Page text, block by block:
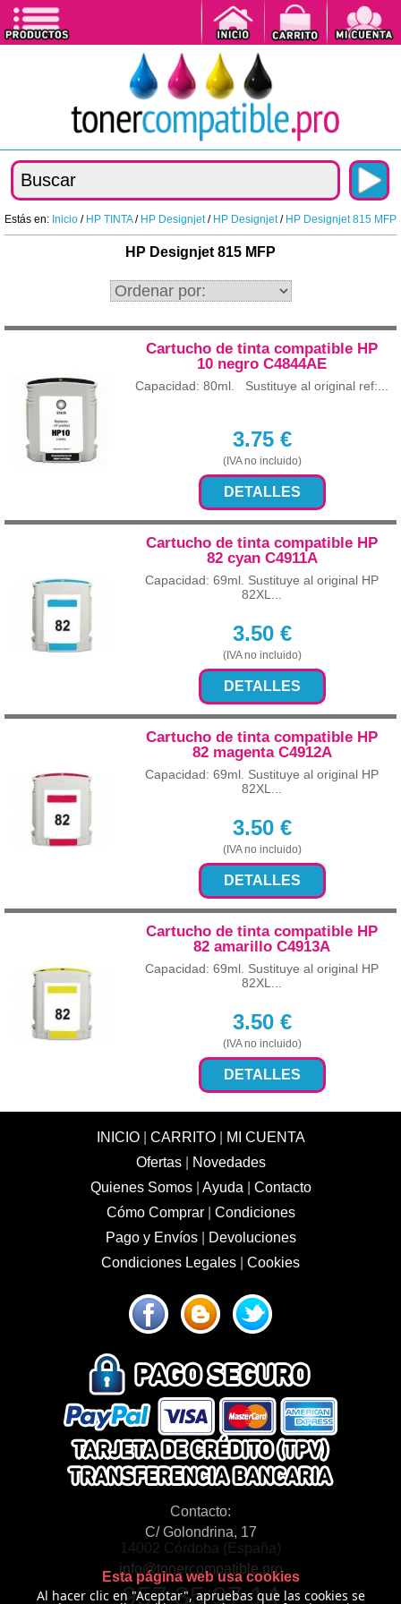
Estás en: Inicio / HP TINTA/ HP Designjet/ HP Designjet/ HP Designjet 815 MFP
HP Designjet 815 MFP
Cartucho de tinta compatible HP
10 negro C4844AE
Capacidad: 80ml. Sustituye al original ref:...
3.75€
(IVA no incluido)
DETALLES
Cartucho de tinta compatible HP
82 cyan C4911A
Capacidad: 69ml. Sustituye al original HP
82XL...
3.50€
(IVA no incluido)
DETALLES
Cartucho de tinta compatible HP
82 magenta C4912A
Capacidad: 69ml. Sustituye al original HP
82XL...
3.50€
(IVA no incluido)
DETALLES
Cartucho de tinta compatible HP
82 amarillo C4913A
Capacidad: 69ml. Sustituye al original HP
82XL...
3.50€
(IVA no incluido)
DETALLES
INICIO| CARRITO|
MI CUENTA
Ofertas|
Novedades
Quienes Somos| Ayuda
Contacto
Cómo Comprar| Condiciones
Pago y Envíos|
Devoluciones
Condiciones Legales
Cookies
Contacto:
C/ Golondrina, 17
14002 Córdoba (España)
info@tonercompatible.pro
957 35 97 14
Esta página web usa cookies
Al hacer clic en "Aceptar", apruebas que las cookies se